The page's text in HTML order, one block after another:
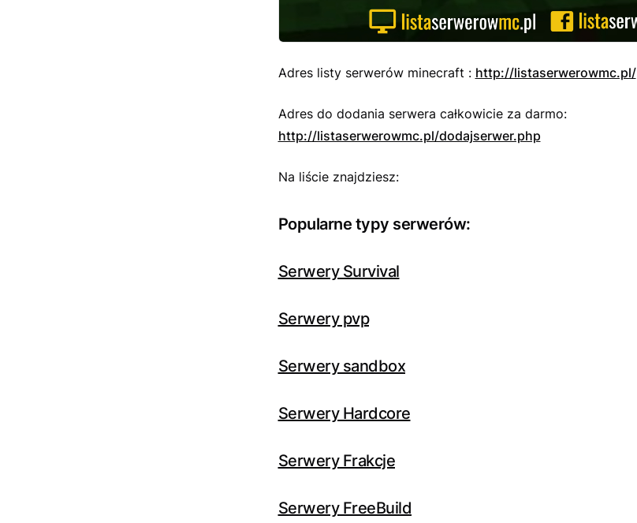
Adres listy serwerów minecraft : http://listaserwerowmc.pl/
Adres do dodania serwera całkowicie za darmo:
http://listaserwerowmc.pl/dodajserwer.php
Na liście znajdziesz:
Popularne typy serwerów:
Serwery Survival
Serwery pvp
Serwery sandbox
Serwery Hardcore
Serwery Frakcje
Serwery FreeBuild